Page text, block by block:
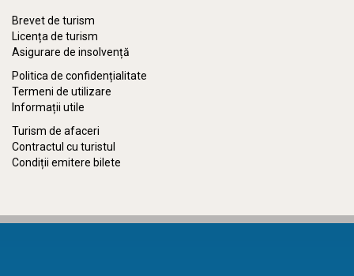
Brevet de turism
Licența de turism
Asigurare de insolvență
Politica de confidențialitate
Termeni de utilizare
Informații utile
Turism de afaceri
Contractul cu turistul
Condiții emitere bilete